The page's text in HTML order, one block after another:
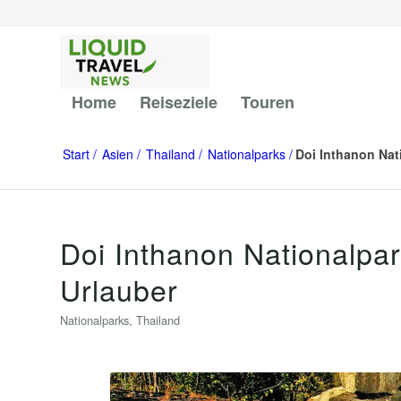
Home Reiseziele Touren
Start Asien Thailand Nationalparks Doi Inthanon
Doi Inthanon
Urlauber
Nationalparks, Thailand